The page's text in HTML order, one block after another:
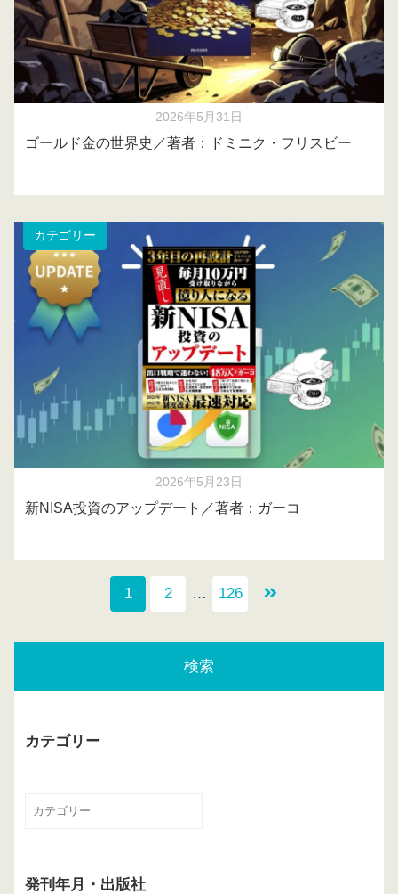
2026年5月31日
ゴールド金の世界史／著者：ドミニク・フリスビー
カテゴリー
2026年5月23日
新NISA投資のアップデート／著者：ガーコ
1 2 … 126
検索
カテゴリー
発刊年月・出版社